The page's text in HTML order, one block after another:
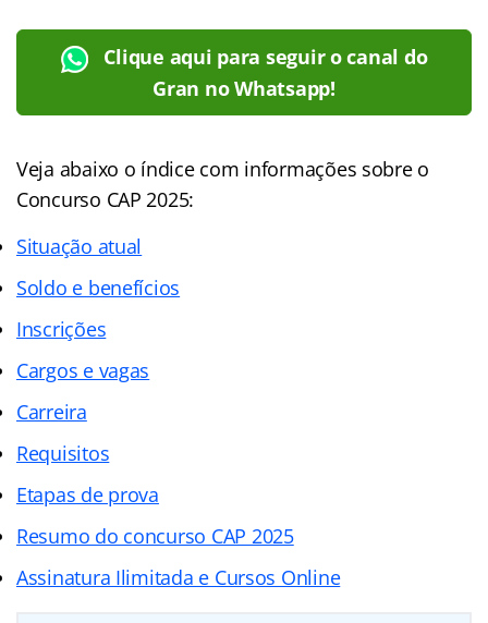
Clique aqui para seguir o canal do
Gran no Whatsapp!
Veja abaixo o índicecom informações sobre o
Concurso CAP 2025:
Situação atual
Soldo e benefícios
Inscrições
Cargos e vagas
Carreira
Requisitos
Etapas de prova
Resumo do concurso CAP 2025
Assinatura Ilimitada e Cursos Online